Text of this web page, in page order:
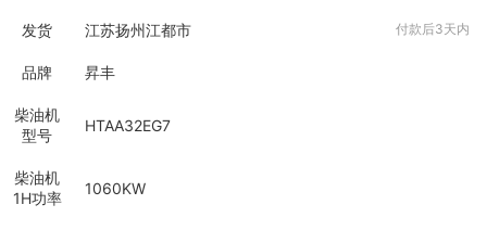
发货 江苏扬州江都市 付款后3天内
品牌 昇丰
柴油机
型号
HTAA32EG7
柴油机
1H功率
1060KW